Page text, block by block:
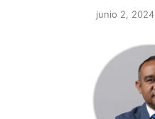
junio 2, 2024